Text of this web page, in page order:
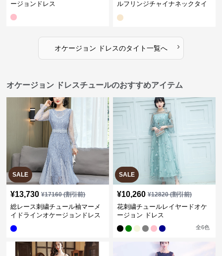
ージョンドレス
ルフリンジチャイナネックタイ
オケージョン ドレスのタイト一覧へ ›
オケージョン ドレスチュールのおすすめアイテム
SALE
¥13,730 ¥17160(割引前)
総レース刺繍チュール袖マーメ
イドラインオケージョンドレス
SALE
¥10,260 ¥12820(割引前)
花刺繍チュールレイヤードオケ
ージョン ドレス
全6色